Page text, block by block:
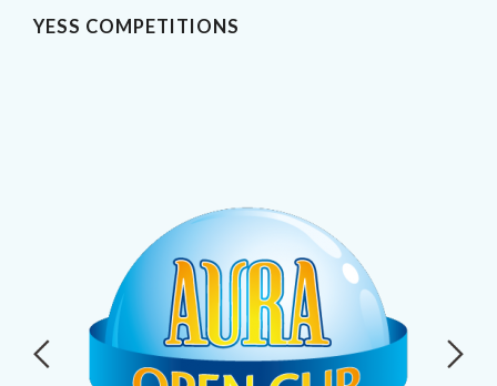
YESS COMPETITIONS